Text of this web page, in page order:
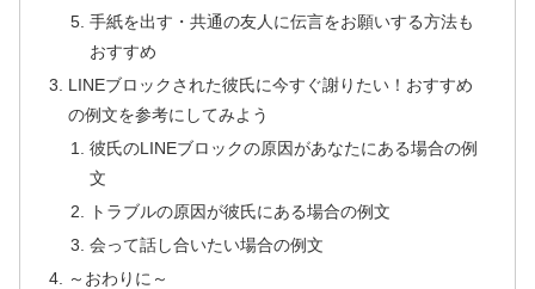
手紙を出す・共通の友人に伝言をお願いする方法も
おすすめ
LINEブロックされた彼氏に今すぐ謝りたい！おすすめ
の例文を参考にしてみよう
彼氏のLINEブロックの原因があなたにある場合の例
文
トラブルの原因が彼氏にある場合の例文
会って話し合いたい場合の例文
～おわりに～